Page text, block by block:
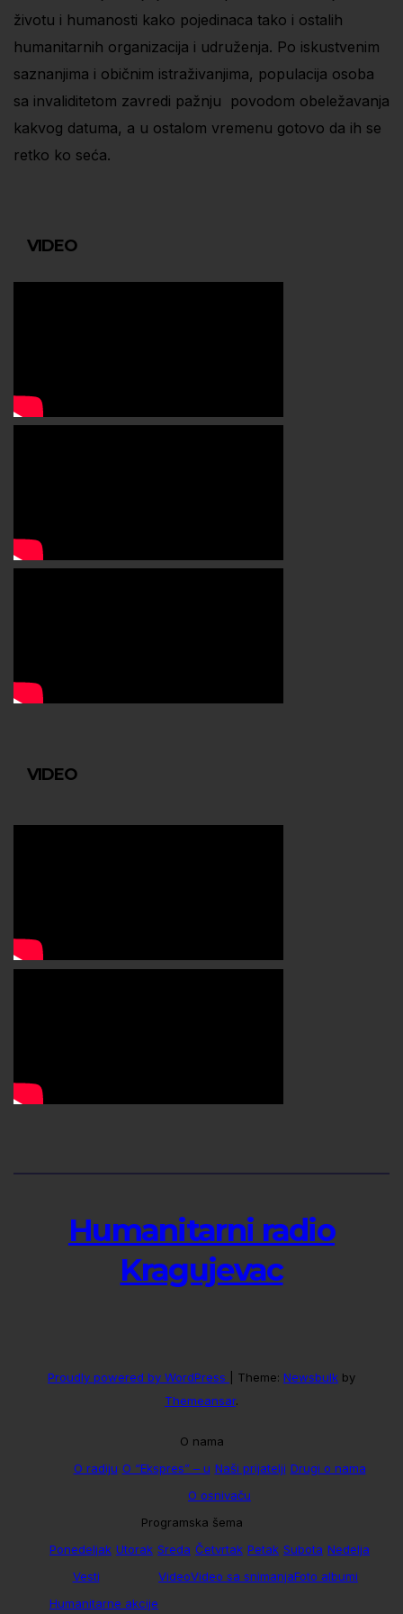
životu i humanosti kako pojedinaca tako i ostalih
humanitarnih organizacija i udruženja. Po iskustvenim
saznanjima i običnim istraživanjima, populacija osoba
sa invaliditetom zavredi pažnju povodom obeležavanja
kakvog datuma, a u ostalom vremenu gotovo da ih se
retko ko seća.
VIDEO
VIDEO
Humanitarni radio
Kragujevac
Proudly powered by WordPress Theme: Newsbulk by
Themeansar.
O nama
O radiju O “Ekspres” – u Naši prijatelji Drugi o nama
O osnivaču
Programska šema
Ponedeljak Utorak Sreda Četvrtak Petak Subota Nedelja
Vesti
Humanitarne akcije
VideoVideo sa snimanjaFoto albumi